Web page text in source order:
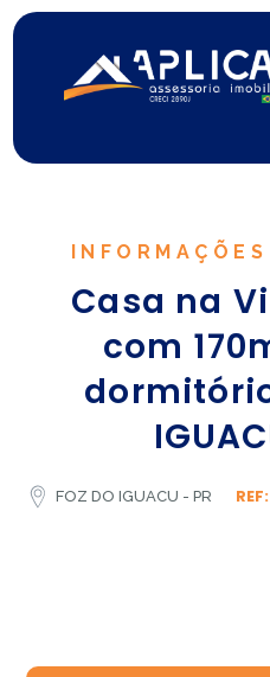
Casa na
com
FOZ DO IGUACU - PR